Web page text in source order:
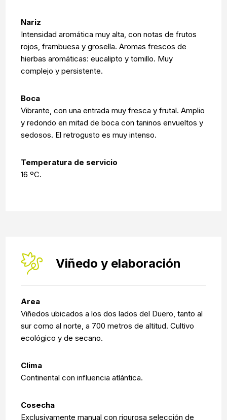
Nariz
Intensidad aromática muy alta, con notas de frutos
rojos, frambuesa y grosella. Aromas frescos de
hierbas aromáticas: eucalipto y tomillo. Muy
complejo y persistente.
Boca
Vibrante, con una entrada muy fresca y frutal. Amplio
y redondo en mitad de boca con taninos envueltos y
sedosos. El retrogusto es muy intenso.
Temperatura de servicio
16 ºC.
Viñedo y elaboración
Area
Viñedos ubicados a los dos lados del Duero, tanto al
sur como al norte, a 700 metros de altitud. Cultivo
ecológico y de secano.
Clima
Continental con influencia atlántica.
Cosecha
Exclusivamente manual con rigurosa selección de